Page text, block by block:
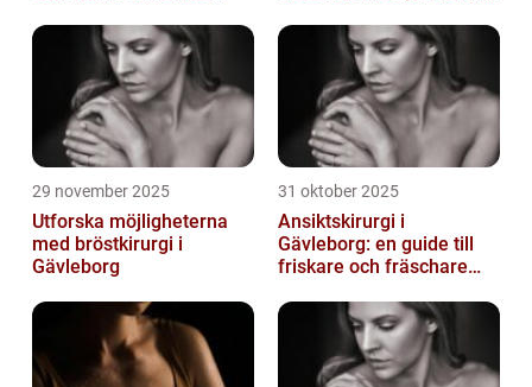
29 november 2025
Utforska möjligheterna
med bröstkirurgi i
Gävleborg
31 oktober 2025
Ansiktskirurgi i
Gävleborg: en guide till
friskare och fräschare